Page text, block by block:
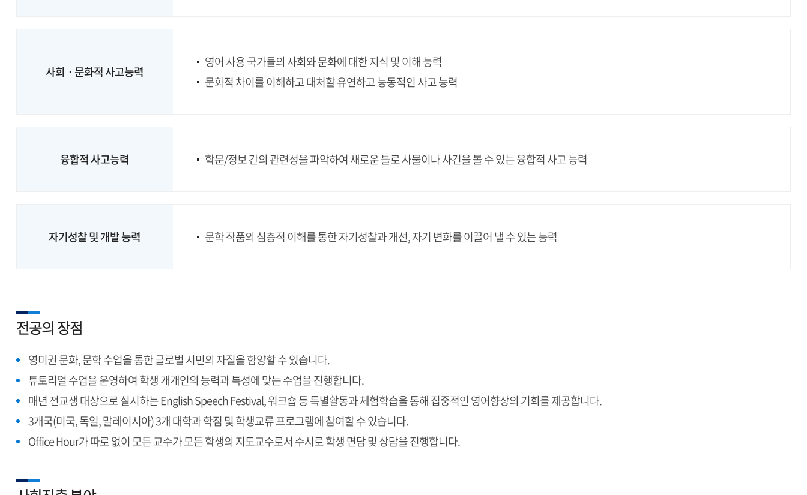
사회ㆍ문화적 사고능력
영어 사용 국가들의 사회와 문화에 대한 지식 및 이해 능력
문화적 차이를 이해하고 대처할 유연하고 능동적인 사고 능력
융합적 사고능력 학문/정보 간의 관련성을 파악하여 새로운 틀로 사물이나 사건을 볼 수 있는 융합적 사고 능력
자기성찰 및 개발 능력 문학 작품의 심층적 이해를 통한 자기성찰과 개선, 자기 변화를 이끌어 낼 수 있는 능력
전공의 장점
영미권 문화, 문학 수업을 통한 글로벌 시민의 자질을 함양할 수 있습니다.
튜토리얼 수업을 운영하여 학생 개개인의 능력과 특성에 맞는 수업을 진행합니다.
매년 전교생 대상으로 실시하는 English Speech Festival, 워크숍 등 특별활동과 체험학습을 통해 집중적인 영어향상의 기회를 제공합니다.
3개국(미국, 독일, 말레이시아) 3개 대학과 학점 및 학생교류 프로그램에 참여할 수 있습니다.
Office Hour가 따로 없이 모든 교수가 모든 학생의 지도교수로서 수시로 학생 면담 및 상담을 진행합니다.